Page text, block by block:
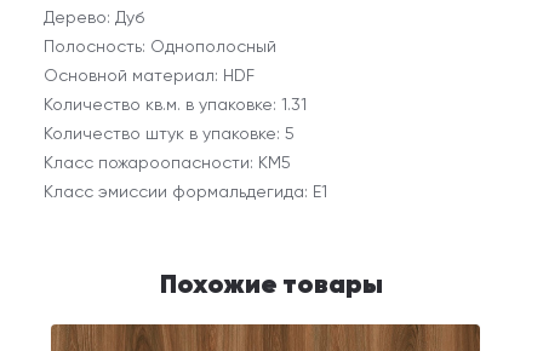
Дерево: Дуб
Полосность: Однополосный
Основной материал: HDF
Количество кв.м. в упаковке: 1.31
Количество штук в упаковке: 5
Класс пожароопасности: КМ5
Класс эмиссии формальдегида: E1
Похожие товары